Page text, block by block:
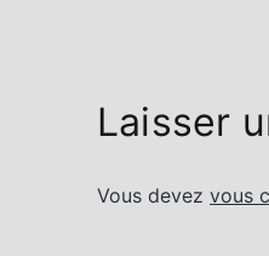
Laisser
Vous devez vous